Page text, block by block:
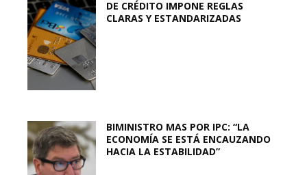
DE CRÉDITO IMPONE REGLAS
CLARAS Y ESTANDARIZADAS
BIMINISTRO MAS POR IPC: “LA
ECONOMÍA SE ESTÁ ENCAUZANDO
HACIA LA ESTABILIDAD”